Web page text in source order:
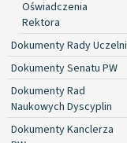
Oświadczenia
Rektora
Dokumenty Rady Uczelni
Dokumenty Senatu PW
Dokumenty Rad
Naukowych Dyscyplin
Dokumenty Kanclerza